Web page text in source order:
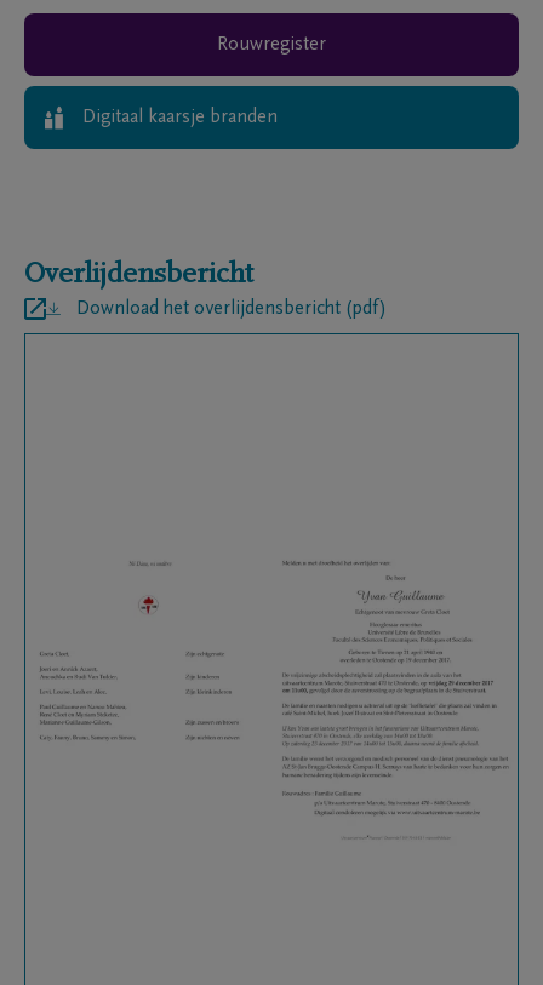
Rouwregister
Digitaal kaarsje branden
Overlijdensbericht
Download het overlijdensbericht (pdf)